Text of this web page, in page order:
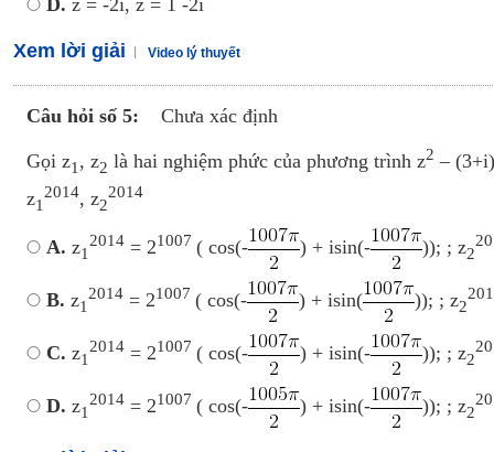
D. z = -2i, z = 1 -2i
Xem lời giải Video lý thuyết
Câu hỏi số 5: Chưa xác định
Gọi z1 , z2 là hai nghiệm phức của phương trình z2 –
z1
2014, z2
2014
A. z1
2014 = 21007 ( cos(- ) + isin(- )); ; z2
B. z1
2014 = 21007 ( cos(- ) + isin( )); ; z2
C. z1
2014 = 21007 ( cos(- ) + isin(- )); ; z2
D. z1
2014 = 21007 ( cos(- ) + isin(- )); ; z2